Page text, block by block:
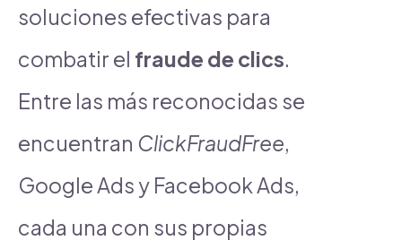
soluciones efectivas para
combatir el fraude de clics.
Entre las más reconocidas se
encuentran ClickFraudFree,
Google Ads y Facebook Ads,
cada una con sus propias